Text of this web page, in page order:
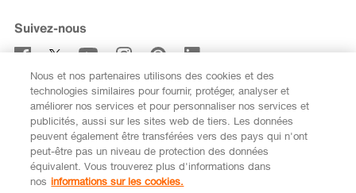
Code de conduite et signalement
Suivez-nous
S’abonner à la newsletter
FR
Nous et nos partenaires utilisons des cookies et des
technologies similaires pour fournir, protéger, analyser et
améliorer nos services et pour personnaliser nos services et
publicités, aussi sur les sites web de tiers. Les données
peuvent également être transférées vers des pays qui n'ont
peut-être pas un niveau de protection des données
équivalent. Vous trouverez plus d'informations dans
nos informations sur les cookies.